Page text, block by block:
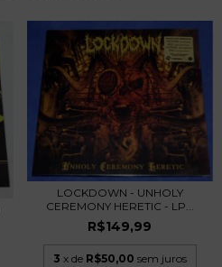
LOCKDOWN - UNHOLY
CEREMONY HERETIC - LP...
R$149,99
3 x de R$50,00 sem juros